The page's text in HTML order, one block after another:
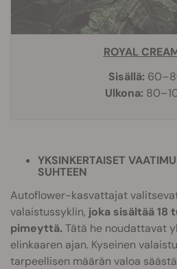
ROYAL
Sisällä:
Ulkona:
YKSINKERTAISET
SUHTEEN
Autoflower-kasvattajat
valaistussyklin, joka sisältää 18
pimeyttä. Tätä he noudattavat
elinkaaren ajan. Kyseinen
tarpeellisen määrän valoa